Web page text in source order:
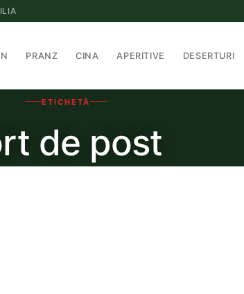
PRANZ CINA APERITIVE DESERTURI
ETICHETĂ
de post